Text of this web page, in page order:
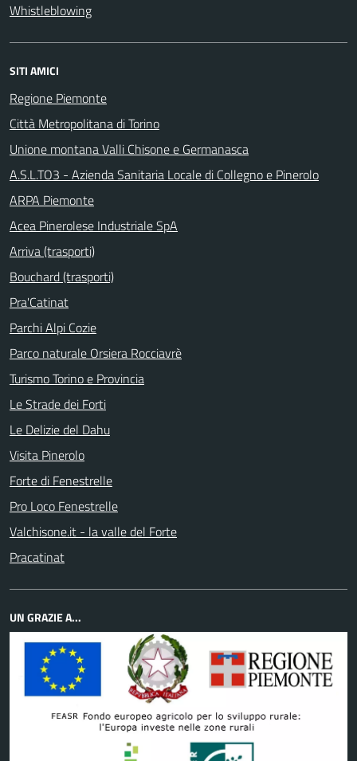
Whistleblowing
SITI AMICI
Regione Piemonte
Città Metropolitana di Torino
Unione montana Valli Chisone e Germanasca
A.S.L.TO3 - Azienda Sanitaria Locale di Collegno e Pinerolo
ARPA Piemonte
Acea Pinerolese Industriale SpA
Arriva (trasporti)
Bouchard (trasporti)
Pra'Catinat
Parchi Alpi Cozie
Parco naturale Orsiera Rocciavrè
Turismo Torino e Provincia
Le Strade dei Forti
Le Delizie del Dahu
Visita Pinerolo
Forte di Fenestrelle
Pro Loco Fenestrelle
Valchisone.it - la valle del Forte
Pracatinat
UN GRAZIE A...